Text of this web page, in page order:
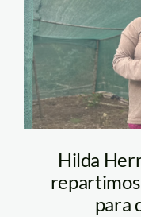
Hilda
repartimos
para